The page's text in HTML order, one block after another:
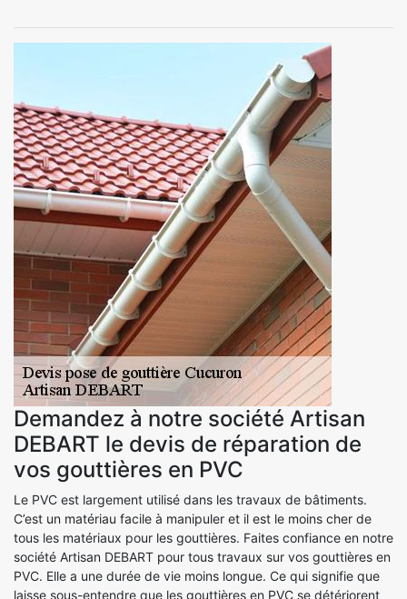
Demandez à notre société Artisan
DEBART le devis de réparation de
vos gouttières en PVC
Le PVC est largement utilisé dans les travaux de bâtiments.
C’est un matériau facile à manipuler et il est le moins cher de
tous les matériaux pour les gouttières. Faites confiance en notre
société Artisan DEBART pour tous travaux sur vos gouttières en
PVC. Elle a une durée de vie moins longue. Ce qui signifie que
laisse sous-entendre que les gouttières en PVC se détériorent